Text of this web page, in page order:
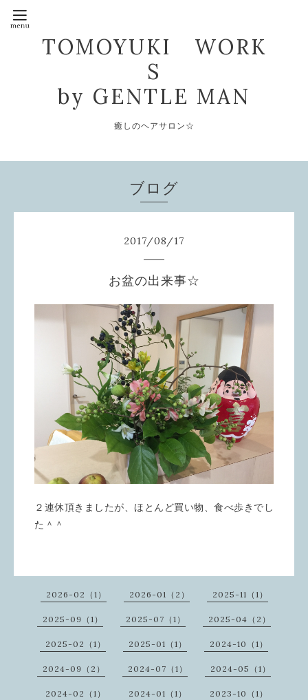
TOMOYUKI WORK
S
by GENTLE MAN
癒しのヘアサロン☆
ブログ
2017/08/17
お盆の出来事☆
２連休頂きましたが、ほとんど買い物、食べ歩きでし
た＾＾
2026-02（1） 2026-01（2） 2025-11（1）
2025-09（1） 2025-07（1） 2025-04（2）
2025-02（1） 2025-01（1） 2024-10（1）
2024-09（2） 2024-07（1） 2024-05（1）
2024-02（1） 2024-01（1） 2023-10（1）